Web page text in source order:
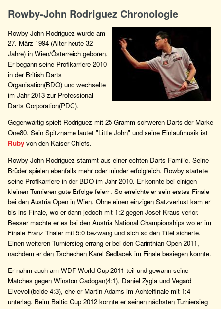
Rowby-John Rodriguez Chronologie
Rowby-John Rodriguez wurde am
27. März 1994 (Alter heute 32
Jahre) in Wien/Österreich geboren.
Er begann seine Profikarriere 2010
in der British Darts
Organisation(BDO) und wechselte
im Jahr 2013 zur Professional
Darts Corporation(PDC).
Gegenwärtig spielt Rodriguez mit 25 Gramm schweren Darts der Marke
One80. Sein Spitzname lautet "Little John" und seine Einlaufmusik ist
Ruby von den Kaiser Chiefs.
Rowby-John Rodriguez stammt aus einer echten Darts-Familie. Seine
Brüder spielen ebenfalls mehr oder minder erfolgreich. Rowby startete
seine Profikarriere in der BDO im Jahr 2010. Er konnte bei einigen
kleinen Turnieren gute Erfolge feiern. So erreichte er sein erstes Finale
bei den Austria Open in Wien. Ohne einen einzigen Satzverlust kam er
bis ins Finale, wo er dann jedoch mit 1:2 gegen Josef Kraus verlor.
Besser machte er es bei den Austria National Championships wo er im
Finale Franz Thaler mit 5:0 bezwang und sich so den Titel sicherte.
Einen weiteren Turniersieg errang er bei den Carinthian Open 2011,
nachdem er den Tschechen Karel Sedlacek im Finale besiegen konnte.
Er nahm auch am WDF World Cup 2011 teil und gewann seine
Matches gegen Winston Cadogan(4:1), Daniel Zygla und Vegard
Elvevoll(beide 4:3), ehe er Martin Adams im Achtelfinale mit 1:4
unterlag. Beim Baltic Cup 2012 konnte er seinen nächsten Turniersieg